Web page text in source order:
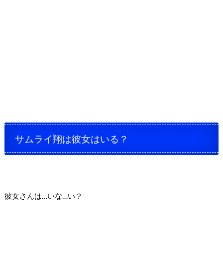
サムライ翔は彼女はいる？
彼女さんは…いな…い？